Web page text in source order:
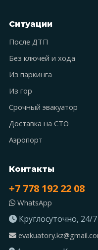
Ситуации
После ДТП
Без ключей и хода
Из паркинга
Из гор
Срочный эвакуатор
Доставка на СТО
Аэропорт
Контакты
+7 778 192 22 08
WhatsApp
Круглосуточно, 24/7